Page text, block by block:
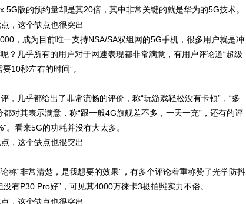
版的预约量却是其20倍，其中非常关键的就是华为的5G技术。
，成为目前唯一支持NSA/SA双组网的5G手机，很多用户就是冲
？几乎所有的用户对于网速表现都非常满意，有用户评论道“超级
10秒左右的时间”。
，几乎都给出了非常流畅的评价，称“玩游戏轻松没有卡顿”，“多
对其表示满意，称“跟一般4G旗舰差不多，一天一充”，还有的评
。看来5G的功耗并没有大太多。
称“非常清楚，是我想要的效果”，有多个评论着重称赞了光学防抖
有P30 Pro好”，可见其4000万徕卡3摄拍照实力不俗。